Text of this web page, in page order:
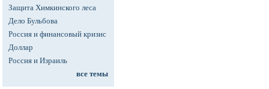
Защита Химкинского леса
Дело Бульбова
Россия и финансовый кризис
Доллар
Россия и Израиль
все темы